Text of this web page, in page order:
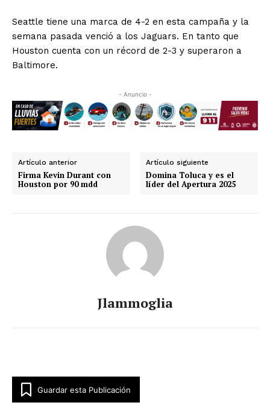
Seattle tiene una marca de 4-2 en esta campaña y la
semana pasada venció a los Jaguars. En tanto que
Houston cuenta con un récord de 2-3 y superaron a
Baltimore.
- Anuncio -
Artículo anterior
Firma Kevin Durant con
Houston por 90 mdd
Artículo siguiente
Domina Toluca y es el
líder del Apertura 2025
Jlammoglia
Guardar esta Publicación